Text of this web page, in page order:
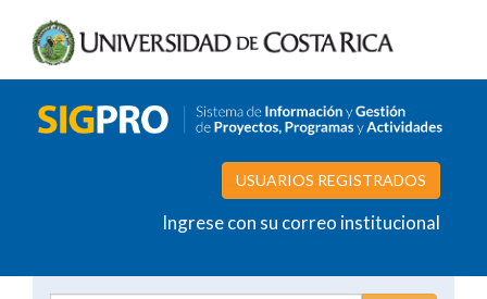
USUARIOS REGISTRADOS
Ingrese con su correo institucional